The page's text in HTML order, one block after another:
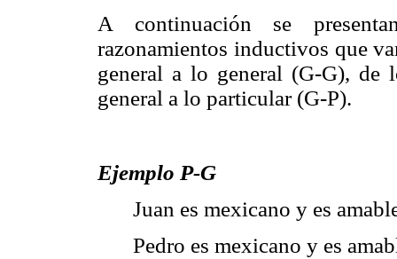
A continuación se
razonamientos inductivos que
general a lo general (G-G),
general a lo particular (G-P).
Ejemplo P-G
Juan es mexicano y es
Pedro es mexicano y es